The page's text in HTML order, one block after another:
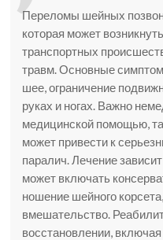
Переломы шейных
которая может
транспортных
травм. Основные
шее, ограничение
руках и ногах. Важно
медицинской помощью,
может привести к
паралич. Лечение
может включать
ношение шейного
вмешательство.
восстановлении,